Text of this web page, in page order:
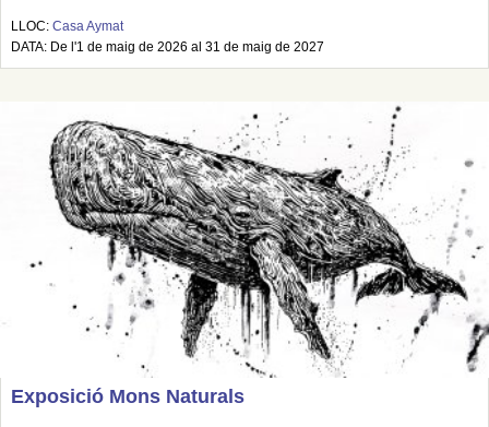
LLOC: Casa Aymat
DATA: De l'1 de maig de 2026 al 31 de maig de 2027
Exposició Mons Naturals